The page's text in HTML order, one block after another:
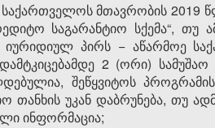
საქართველოს მთავრობის
საგარანტიო სქემა“, თუ
პირს − აწარმოე
დამტკიცებამდე 2 (ორი)
შეწყვიტოს
თანხის უკან დაბრუნება, თუ
ინფორმაცია;